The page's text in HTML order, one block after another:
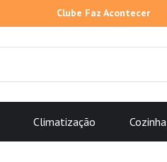
Clube Faz Acontecer
Climatização Cozinha